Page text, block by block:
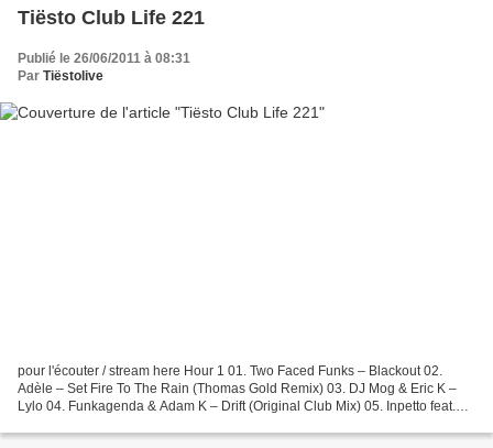
Tiësto Club Life 221
Publié le 26/06/2011 à 08:31
Par Tiëstolive
pour l'écouter / stream here Hour 1 01. Two Faced Funks – Blackout 02.
Adèle – Set Fire To The Rain (Thomas Gold Remix) 03. DJ Mog & Eric K –
Lylo 04. Funkagenda & Adam K – Drift (Original Club Mix) 05. Inpetto feat.